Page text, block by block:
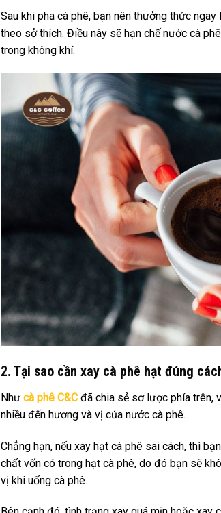
Sau khi pha cà phê, bạn nên thưởng thức
theo sở thích. Điều này sẽ hạn chế nước cà
trong không khí.
2. Tại sao cần xay cà phê hạt đúng
Như cà phê C&Cđã chia sẻ sơ lược phía trên,
nhiều đến hương và vị của nước cà phê.
Chẳng hạn, nếu xay hạt cà phê sai cách, thì
chất vốn có trong hạt cà phê, do đó bạn sẽ
vị khi uống cà phê.